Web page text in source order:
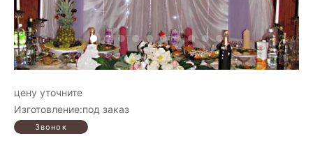
цену уточните
Изготовление:под заказ